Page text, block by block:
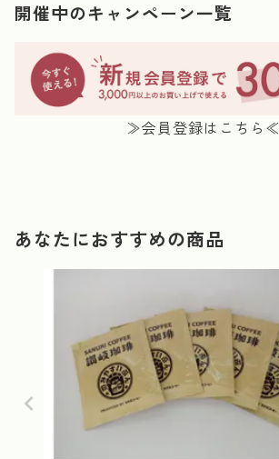
開催中のキャンペーン一覧
≫会員登録はこちら≪
あなたにおすすめの商品